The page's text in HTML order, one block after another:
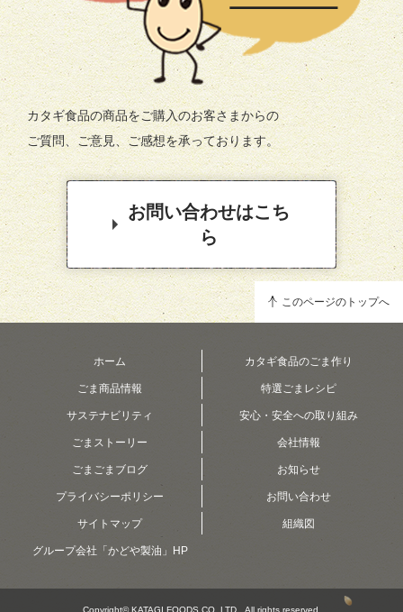
カタギ食品の商品をご購入のお客さまからの
ご質問、ご意見、ご感想を承っております。
お問い合わせはこち
ら
このページのトップへ
ホーム カタギ食品のごま作り
ごま商品情報 特選ごまレシピ
サステナビリティ 安心・安全への取り組み
ごまストーリー 会社情報
ごまごまブログ お知らせ
プライバシーポリシー お問い合わせ
サイトマップ 組織図
グループ会社「かどや製油」HP
Copyright© KATAGI FOODS CO.,LTD All rights reserved.